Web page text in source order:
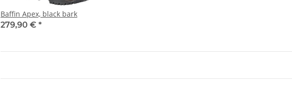
Baffin Apex, black bark
279,90 € *